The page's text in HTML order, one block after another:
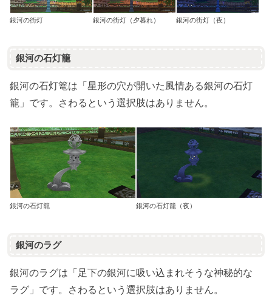
銀河の街灯 銀河の街灯（夕暮れ） 銀河の街灯（夜）
銀河の石灯籠
銀河の石灯篭は「星形の穴が開いた風情ある銀河の石灯
籠」です。さわるという選択肢はありません。
銀河の石灯籠 銀河の石灯籠（夜）
銀河のラグ
銀河のラグは「足下の銀河に吸い込まれそうな神秘的な
ラグ」です。さわるという選択肢はありません。